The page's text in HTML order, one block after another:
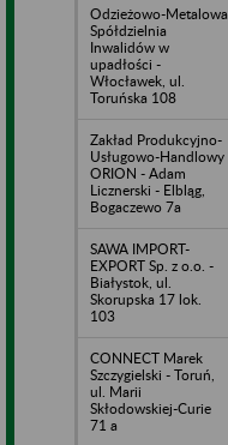
Odzieżowo-Metalowa
Spółdzielnia
Inwalidów w
upadłości -
Włocławek, ul.
Toruńska 108
Zakład Produkcyjno-
Usługowo-Handlowy
ORION - Adam
Licznerski - Elbląg,
Bogaczewo 7a
SAWA IMPORT-
EXPORT Sp. z o.o. -
Białystok, ul.
Skorupska 17 lok.
103
CONNECT Marek
Szczygielski - Toruń,
ul. Marii
Skłodowskiej-Curie
71 a